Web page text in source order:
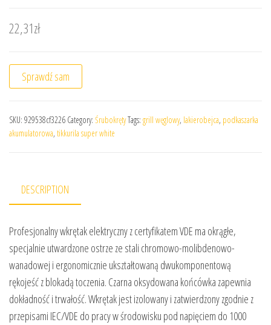
22,31zł
Sprawdź sam
SKU: 929538cf3226 Category: ŚrubokrętyTags: grill węglowy, lakierobejca, podkaszarka
akumulatorowa, tikkurila super white
DESCRIPTION
Profesjonalny wkrętak elektryczny z certyfikatem VDE ma okrągłe,
specjalnie utwardzone ostrze ze stali chromowo-molibdenowo-
wanadowej i ergonomicznie ukształtowaną dwukomponentową
rękojeść z blokadą toczenia. Czarna oksydowana końcówka zapewnia
dokładność i trwałość. Wkrętak jest izolowany i zatwierdzony zgodnie z
przepisami IEC/VDE do pracy w środowisku pod napięciem do 1000